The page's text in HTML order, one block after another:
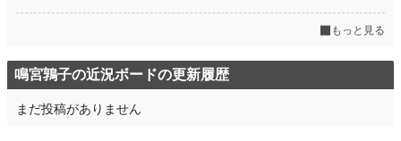
もっと見る
鳴宮鶉子の近況ボードの更新履歴
まだ投稿がありません